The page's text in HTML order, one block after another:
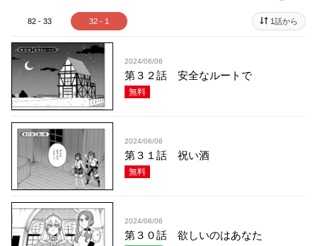
82 - 33 32 - 1 1話から
2024/06/06
第３２話 安全なルートで
無料
2024/06/06
第３１話 祝い酒
無料
2024/06/06
第３０話 欲しいのはあなた